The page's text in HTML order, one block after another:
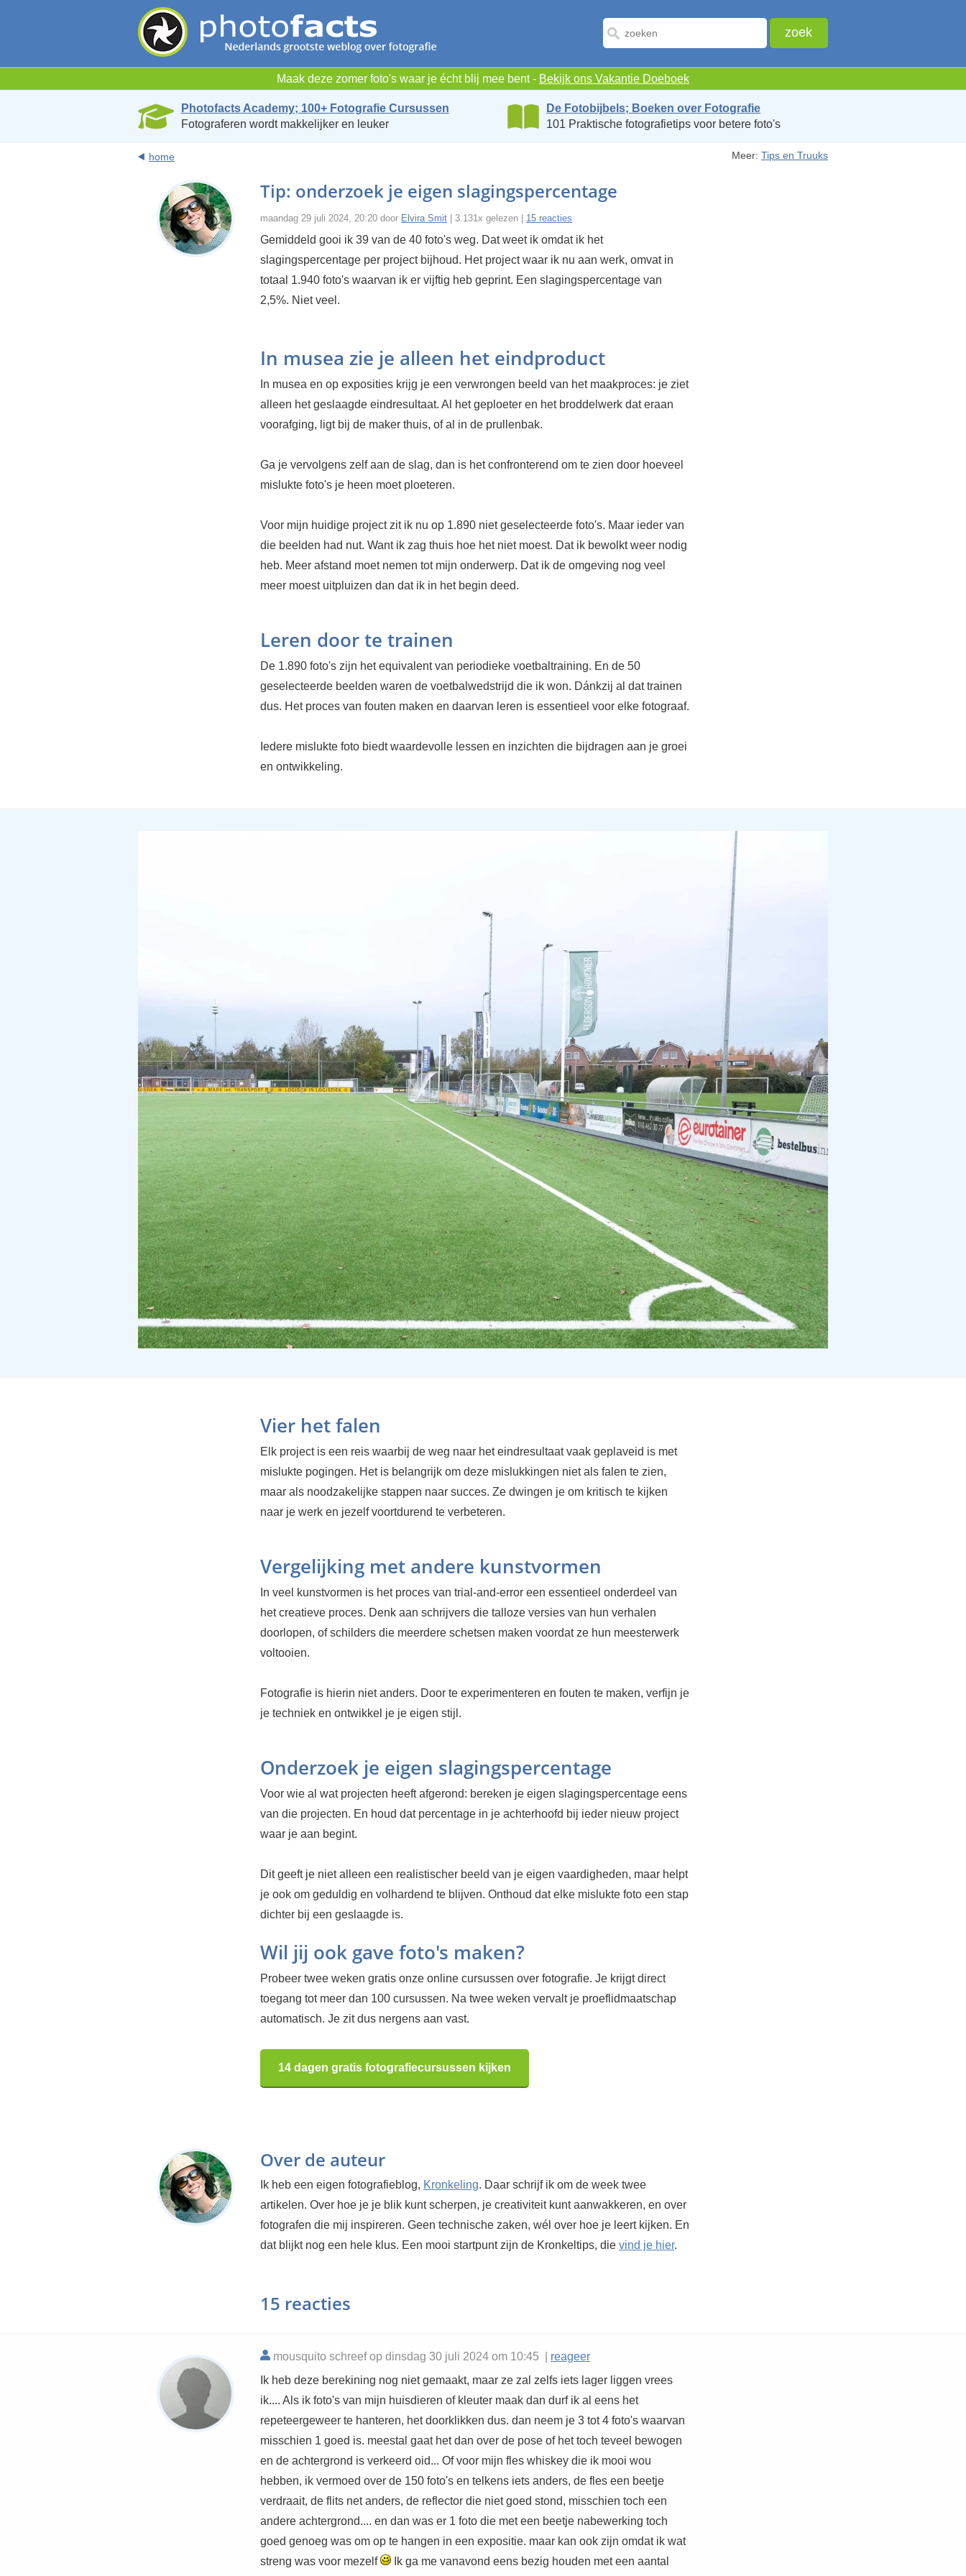
Maak deze zomer foto's waar je écht blij mee bent - Bekijk ons Vakantie Doeboek
Photofacts Academy; 100+ Fotografie Cursussen
Fotograferen wordt makkelijker en leuker
De Fotobijbels; Boeken over Fotografie
101 Praktische fotografietips voor betere foto's
home Meer: Tips en Truuks
Tip: onderzoek je eigen slagingspercentage
maandag 29 juli 2024, 20:20 door Elvira Smit | 3.131x gelezen | 15 reacties
Gemiddeld gooi ik 39 van de 40 foto's weg. Dat weet ik omdat ik het
slagingspercentage per project bijhoud. Het project waar ik nu aan werk, omvat in
totaal 1.940 foto's waarvan ik er vijftig heb geprint. Een slagingspercentage van
2,5%. Niet veel.
In musea zie je alleen het eindproduct
In musea en op exposities krijg je een verwrongen beeld van het maakproces: je ziet
alleen het geslaagde eindresultaat. Al het geploeter en het broddelwerk dat eraan
voorafging, ligt bij de maker thuis, of al in de prullenbak.
Ga je vervolgens zelf aan de slag, dan is het confronterend om te zien door hoeveel
mislukte foto's je heen moet ploeteren.
Voor mijn huidige project zit ik nu op 1.890 niet geselecteerde foto's. Maar ieder van
die beelden had nut. Want ik zag thuis hoe het niet moest. Dat ik bewolkt weer nodig
heb. Meer afstand moet nemen tot mijn onderwerp. Dat ik de omgeving nog veel
meer moest uitpluizen dan dat ik in het begin deed.
Leren door te trainen
De 1.890 foto's zijn het equivalent van periodieke voetbaltraining. En de 50
geselecteerde beelden waren de voetbalwedstrijd die ik won. Dánkzij al dat trainen
dus. Het proces van fouten maken en daarvan leren is essentieel voor elke fotograaf.
Iedere mislukte foto biedt waardevolle lessen en inzichten die bijdragen aan je groei
en ontwikkeling.
Vier het falen
Elk project is een reis waarbij de weg naar het eindresultaat vaak geplaveid is met
mislukte pogingen. Het is belangrijk om deze mislukkingen niet als falen te zien,
maar als noodzakelijke stappen naar succes. Ze dwingen je om kritisch te kijken
naar je werk en jezelf voortdurend te verbeteren.
Vergelijking met andere kunstvormen
In veel kunstvormen is het proces van trial-and-error een essentieel onderdeel van
het creatieve proces. Denk aan schrijvers die talloze versies van hun verhalen
doorlopen, of schilders die meerdere schetsen maken voordat ze hun meesterwerk
voltooien.
Fotografie is hierin niet anders. Door te experimenteren en fouten te maken, verfijn je
je techniek en ontwikkel je je eigen stijl.
Onderzoek je eigen slagingspercentage
Voor wie al wat projecten heeft afgerond: bereken je eigen slagingspercentage eens
van die projecten. En houd dat percentage in je achterhoofd bij ieder nieuw project
waar je aan begint.
Dit geeft je niet alleen een realistischer beeld van je eigen vaardigheden, maar helpt
je ook om geduldig en volhardend te blijven. Onthoud dat elke mislukte foto een stap
dichter bij een geslaagde is.
Wil jij ook gave foto's maken?
Probeer twee weken gratis onze online cursussen over fotografie. Je krijgt direct
toegang tot meer dan 100 cursussen. Na twee weken vervalt je proeflidmaatschap
automatisch. Je zit dus nergens aan vast.
14 dagen gratis fotografiecursussen kijken
Over de auteur
Ik heb een eigen fotografieblog, Kronkeling. Daar schrijf ik om de week twee
artikelen. Over hoe je je blik kunt scherpen, je creativiteit kunt aanwakkeren, en over
fotografen die mij inspireren. Geen technische zaken, wél over hoe je leert kijken. En
dat blijkt nog een hele klus. Een mooi startpunt zijn de Kronkeltips, die vind je hier.
15 reacties
mousquito schreef op dinsdag 30 juli 2024 om 10:45 | reageer
Ik heb deze berekining nog niet gemaakt, maar ze zal zelfs iets lager liggen vrees
ik.... Als ik foto's van mijn huisdieren of kleuter maak dan durf ik al eens het
repeteergeweer te hanteren, het doorklikken dus. dan neem je 3 tot 4 foto's waarvan
misschien 1 goed is. meestal gaat het dan over de pose of het toch teveel bewogen
en de achtergrond is verkeerd oid... Of voor mijn fles whiskey die ik mooi wou
hebben, ik vermoed over de 150 foto's en telkens iets anders, de fles een beetje
verdraait, de flits net anders, de reflector die niet goed stond, misschien toch een
andere achtergrond.... en dan was er 1 foto die met een beetje nabewerking toch
goed genoeg was om op te hangen in een expositie. maar kan ook zijn omdat ik wat
streng was voor mezelf
Ik ga me vanavond eens bezig houden met een aantal